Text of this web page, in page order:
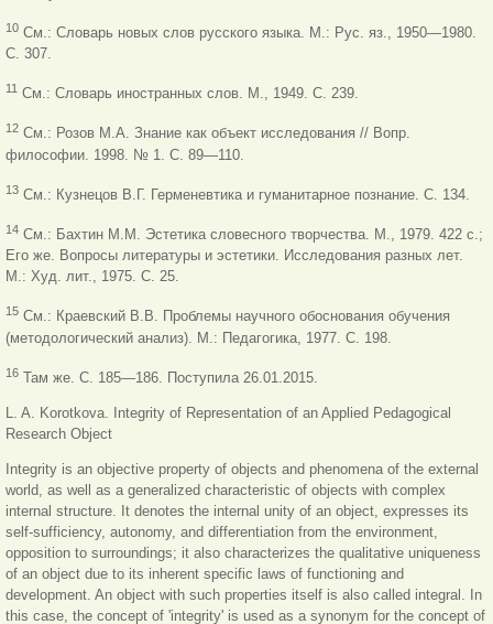
10 См.: Словарь новых слов русского языка. М.: Рус. яз., 1950—1980.
С. 307.
11 См.: Словарь иностранных слов. М., 1949. С. 239.
12 См.: Розов М.А. Знание как объект исследования // Вопр.
философии. 1998. № 1. С. 89—110.
13 См.: Кузнецов В.Г. Герменевтика и гуманитарное познание. С. 134.
14 См.: Бахтин М.М. Эстетика словесного творчества. М., 1979. 422 с.;
Его же. Вопросы литературы и эстетики. Исследования разных лет.
М.: Худ. лит., 1975. С. 25.
15 См.: Краевский В.В. Проблемы научного обоснования обучения
(методологический анализ). М.: Педагогика, 1977. С. 198.
16 Там же. С. 185—186. Поступила 26.01.2015.
L. A. Korotkova. Integrity of Representation of an Applied Pedagogical
Research Object
Integrity is an objective property of objects and phenomena of the external
world, as well as a generalized characteristic of objects with complex
internal structure. It denotes the internal unity of an object, expresses its
self-sufficiency, autonomy, and differentiation from the environment,
opposition to surroundings; it also characterizes the qualitative uniqueness
of an object due to its inherent specific laws of functioning and
development. An object with such properties itself is also called integral. In
this case, the concept of 'integrity' is used as a synonym for the concept of